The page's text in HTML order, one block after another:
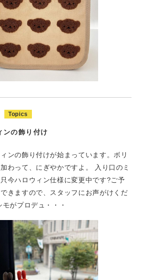
Topics
ンの飾り付け
ンの飾り付けが始まっています。ボリ
わって、にぎやかですよ。 入り口のミ
今ハロウィン仕様に変更中です?ご予
きますので、スタッフにお声がけくだ
がプロデュ・・・